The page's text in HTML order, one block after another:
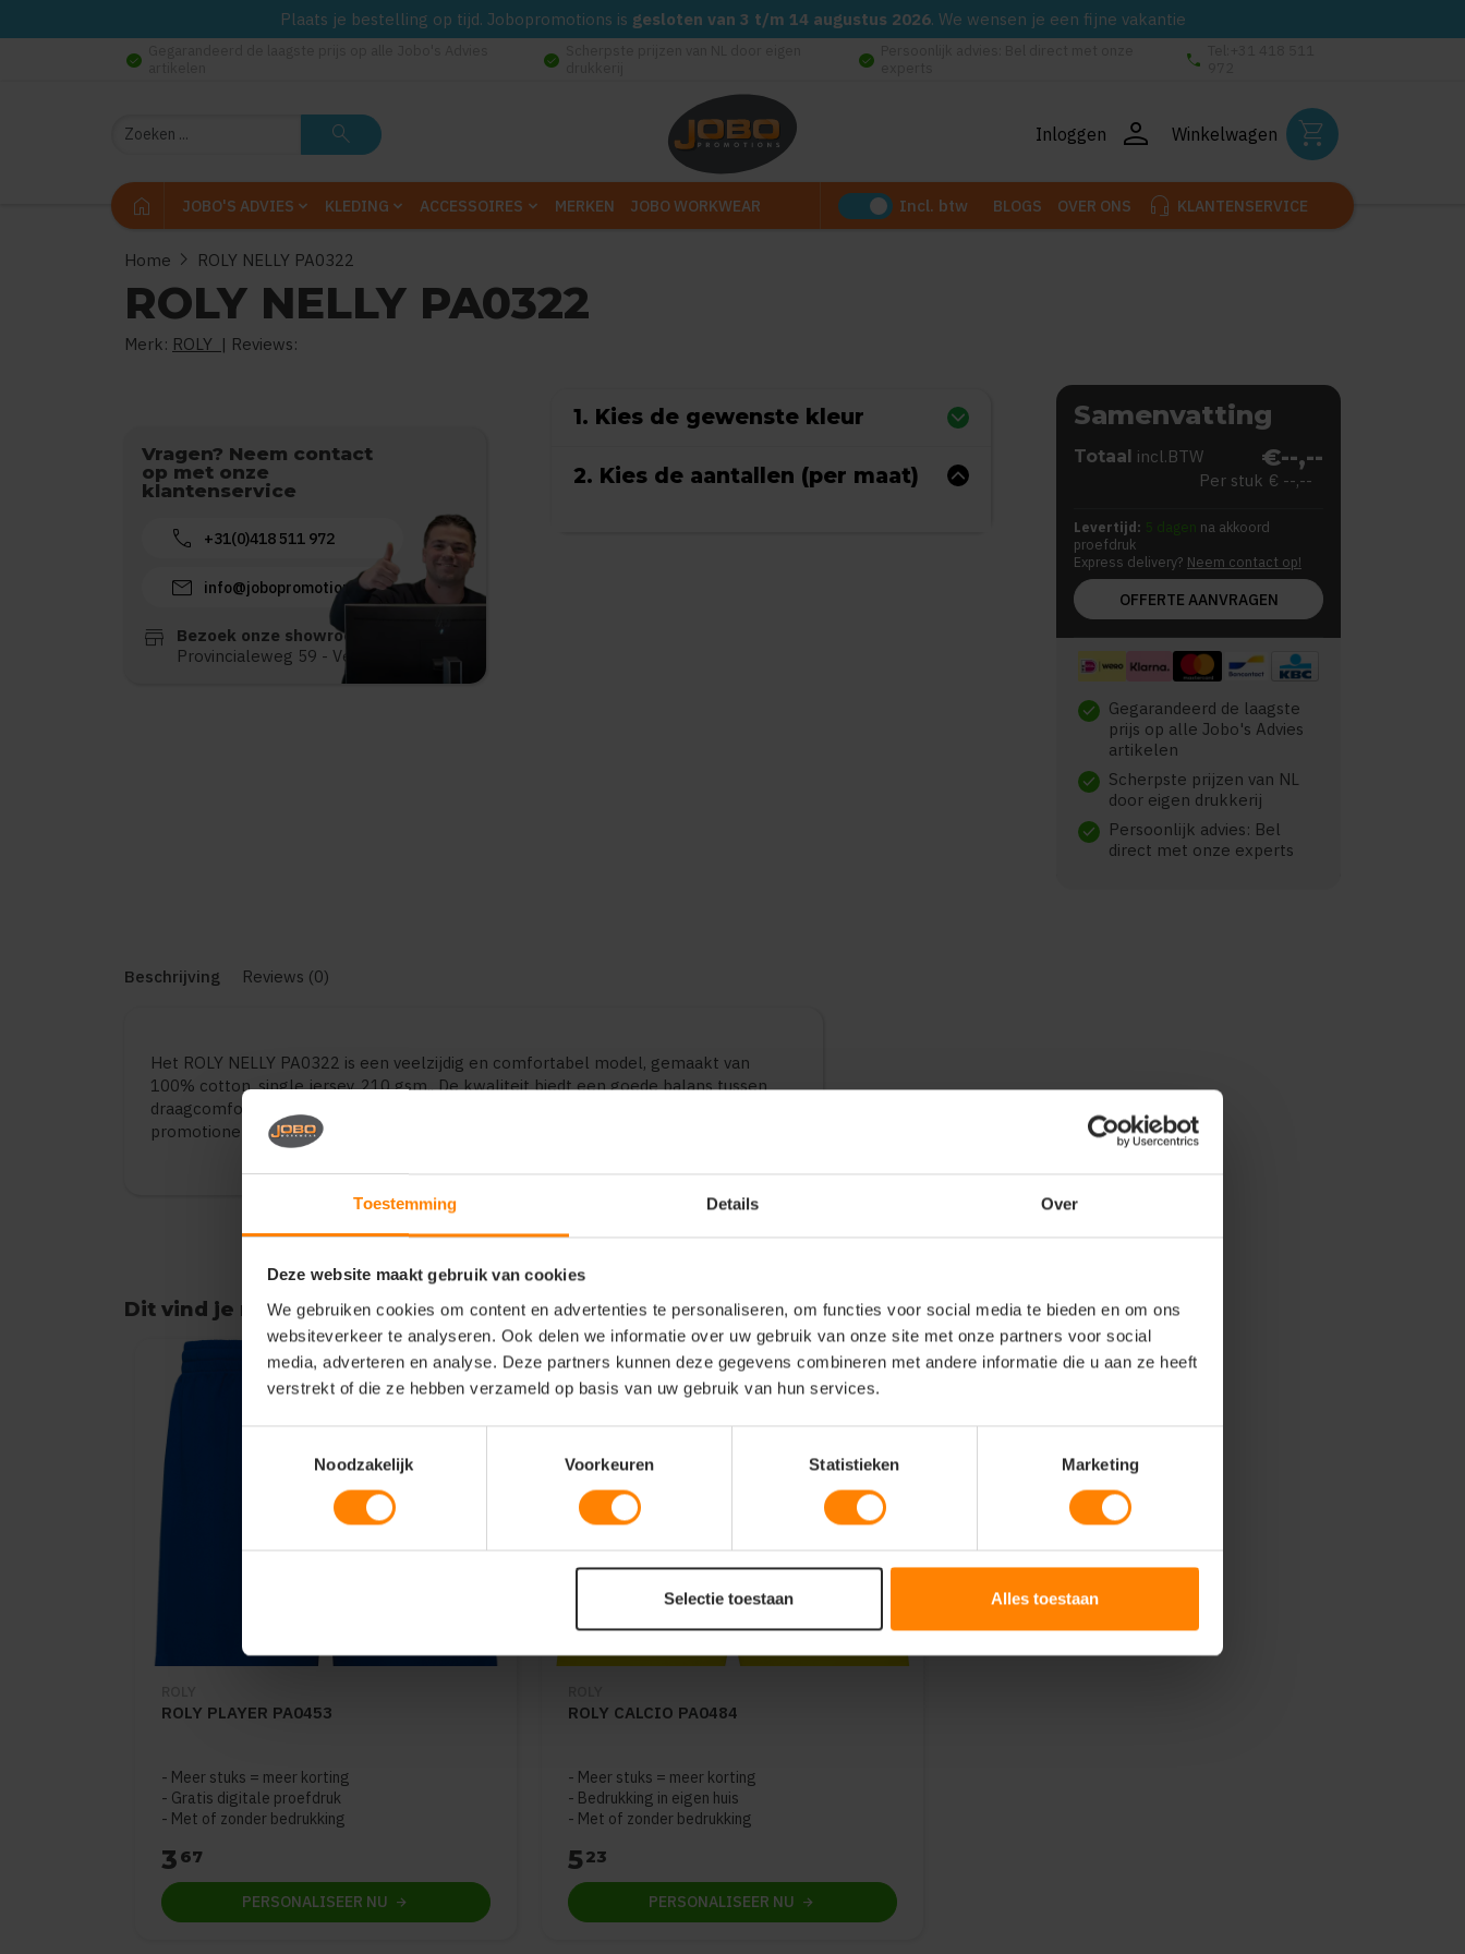
Toestemming Details Over
Deze website maakt gebruik van cookies
We gebruiken cookies om content en advertenties te personaliseren, om functies voor social media te bieden en om ons
websiteverkeer te analyseren. Ook delen we informatie over uw gebruik van onze site met onze partners voor social
media, adverteren en analyse. Deze partners kunnen deze gegevens combineren met andere informatie die u aan ze heeft
verstrekt of die ze hebben verzameld op basis van uw gebruik van hun services.
Noodzakelijk
Voorkeuren Statistieken Marketing
Selectie toestaan Alles toestaan
Plaats je bestelling op tijd. Jobopromotions is gesloten van 3 t/m 14 augustus 2026. We wensen je een fijne vakantie
check_circle check_circle check_circle phone
Zoeken search Inloggen person Winkelwagen shopping_cart
home JOBO'S ADVIES KLEDING ACCESSOIRES MERKEN JOBO WORKWEAR Incl. btw BLOGS OVER ONS headset_mic KLANTENSERVICE
Home chevron_right ROLY NELLY PA0322
ROLY NELLY PA0322
Merk: ROLY | Reviews:
Vragen? Neem contact
op met onze
klantenservice
call +31(0)418 511 972
mail info@jobopromotions.nl
store
Bezoek onze showroom:
Provincialeweg 59 - Velddriel
1. Kies de gewenste kleur
2. Kies de aantallen (per maat)
Samenvatting
Totaal incl.BTW €--,--
Per stuk € --,--
Levertijd: 5 dagen na akkoord
proefdruk
Express delivery? Neem contact op!
OFFERTE AANVRAGEN
check Gegarandeerd de laagste
prijs op alle Jobo's Advies
artikelen
check Scherpste prijzen van NL
door eigen drukkerij
check
Persoonlijk advies: Bel
direct met onze experts
Beschrijving Reviews (0)
Het ROLY NELLY PA0322 is een veelzijdig en comfortabel model, gemaakt van
100% cotton, single jersey, 210 gsm.. De kwaliteit biedt een goede balans tussen
draagcomfort en duurzaamheid. Geschikt voor dagelijks gebruik, bedrijfskleding en
promotionele toepassingen. Verkrijgbaar in diverse varianten en maten.
Dit vind je misschien ook leuk
Items van productcarrousel
ROLY PLAYER PA0453
Meer stuks = meer korting
Gratis digitale proefdruk
Met of zonder bedrukking
3 67
PERSONALISEER NU
ROLY CALCIO PA0484
Meer stuks = meer korting
Bedrukking in eigen huis
Met of zonder bedrukking
523
PERSONALISEER NU